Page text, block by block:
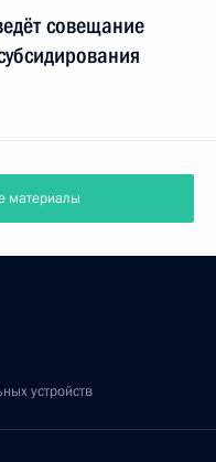
совещание
материалы
устройств